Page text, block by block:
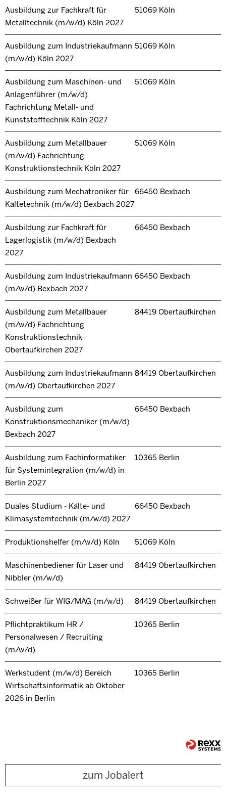
Ausbildung zur Fachkraft für
Metalltechnik (m/w/d) Köln 2027
51069 Köln
Ausbildung zum Industriekaufmann
(m/w/d) Köln 2027
51069 Köln
Ausbildung zum Maschinen- und
Anlagenführer (m/w/d)
Fachrichtung Metall- und
Kunststofftechnik Köln 2027
51069 Köln
Ausbildung zum Metallbauer
(m/w/d) Fachrichtung
Konstruktionstechnik Köln 2027
51069 Köln
Ausbildung zum Mechatroniker für
Kältetechnik (m/w/d) Bexbach 2027
66450 Bexbach
Ausbildung zur Fachkraft für
Lagerlogistik (m/w/d) Bexbach
2027
66450 Bexbach
Ausbildung zum Industriekaufmann
(m/w/d) Bexbach 2027
66450 Bexbach
Ausbildung zum Metallbauer
(m/w/d) Fachrichtung
Konstruktionstechnik
Obertaufkirchen 2027
84419 Obertaufkirchen
Ausbildung zum Industriekaufmann
(m/w/d) Obertaufkirchen 2027
84419 Obertaufkirchen
Ausbildung zum
Konstruktionsmechaniker (m/w/d)
Bexbach 2027
66450 Bexbach
Ausbildung zum Fachinformatiker
für Systemintegration (m/w/d) in
Berlin 2027
10365 Berlin
Duales Studium - Kälte- und
Klimasystemtechnik (m/w/d) 2027
66450 Bexbach
Produktionshelfer (m/w/d) Köln 51069 Köln
Maschinenbediener für Laser und
Nibbler (m/w/d)
84419 Obertaufkirchen
Schweißer für WIG/MAG (m/w/d) 84419 Obertaufkirchen
Pflichtpraktikum HR /
Personalwesen / Recruiting
(m/w/d)
10365 Berlin
Werkstudent (m/w/d) Bereich
Wirtschaftsinformatik ab Oktober
2026 in Berlin
10365 Berlin
zum Jobalert